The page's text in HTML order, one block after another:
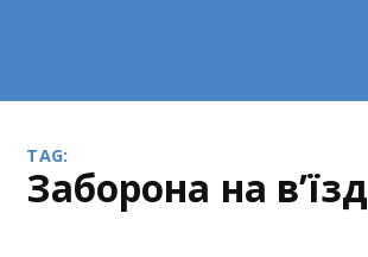
TAG:
заборона на в’їзд